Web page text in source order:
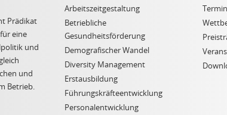
Prädikat
eine
und
und
Betrieb.
Arbeitszeitgestaltung
Betriebliche
Gesundheitsförderung
Demografischer Wandel
Diversity Management
Erstausbildung
Führungskräfteentwicklung
Personalentwicklung